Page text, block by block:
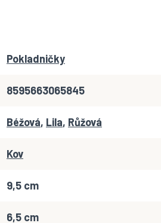
Pokladničky
8595663065845
Béžová, Lila, Růžová
Kov
9,5 cm
6,5 cm